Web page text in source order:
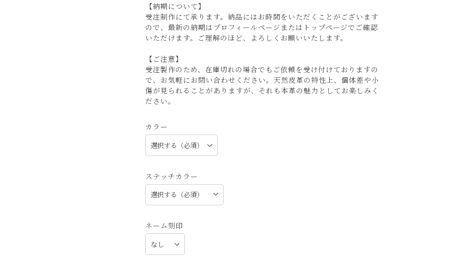
【納期について】
受注制作にて承ります。納品にはお時間をいただくことがございます
ので、最新の納期はプロフィールページまたはトップページでご確認
いただけます。ご理解のほど、よろしくお願いいたします。
【ご注意】
受注製作のため、在庫切れの場合でもご依頼を受け付けておりますの
で、お気軽にお問い合わせください。天然皮革の特性上、個体差や小
傷が見られることがありますが、それも本革の魅力としてお楽しみく
ださい。
カラー
ステッチカラー
ネーム刻印